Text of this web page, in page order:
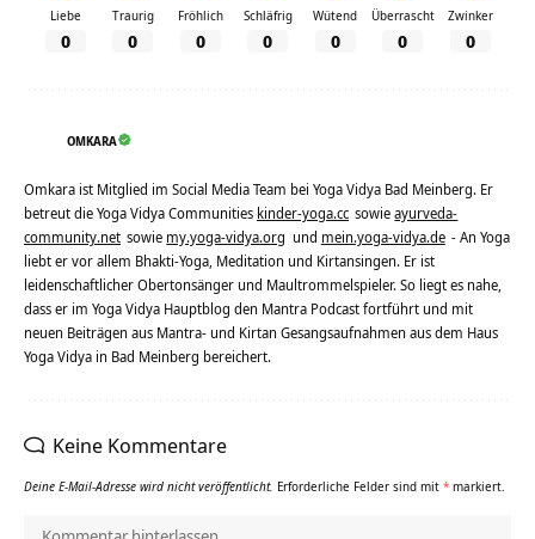
Liebe
0
Traurig
0
Fröhlich
0
Schläfrig
0
Wütend
0
Überrascht
0
Zwinker
0
OMKARA
Omkara ist Mitglied im Social Media Team bei Yoga Vidya Bad Meinberg. Er
betreut die Yoga Vidya Communities kinder-yoga.cc sowieayurveda-
community.net sowie my.yoga-vidya.org und mein.yoga-vidya.de - An Yoga
liebt er vor allem Bhakti-Yoga, Meditation und Kirtansingen. Er ist
leidenschaftlicher Obertonsänger und Maultrommelspieler. So liegt es nahe,
dass er im Yoga Vidya Hauptblog den Mantra Podcast fortführt und mit
neuen Beiträgen aus Mantra- und Kirtan Gesangsaufnahmen aus dem Haus
Yoga Vidya in Bad Meinberg bereichert.
Keine Kommentare
Deine E-Mail-Adresse wird nicht veröffentlicht. Erforderliche Felder sind mit * markiert.